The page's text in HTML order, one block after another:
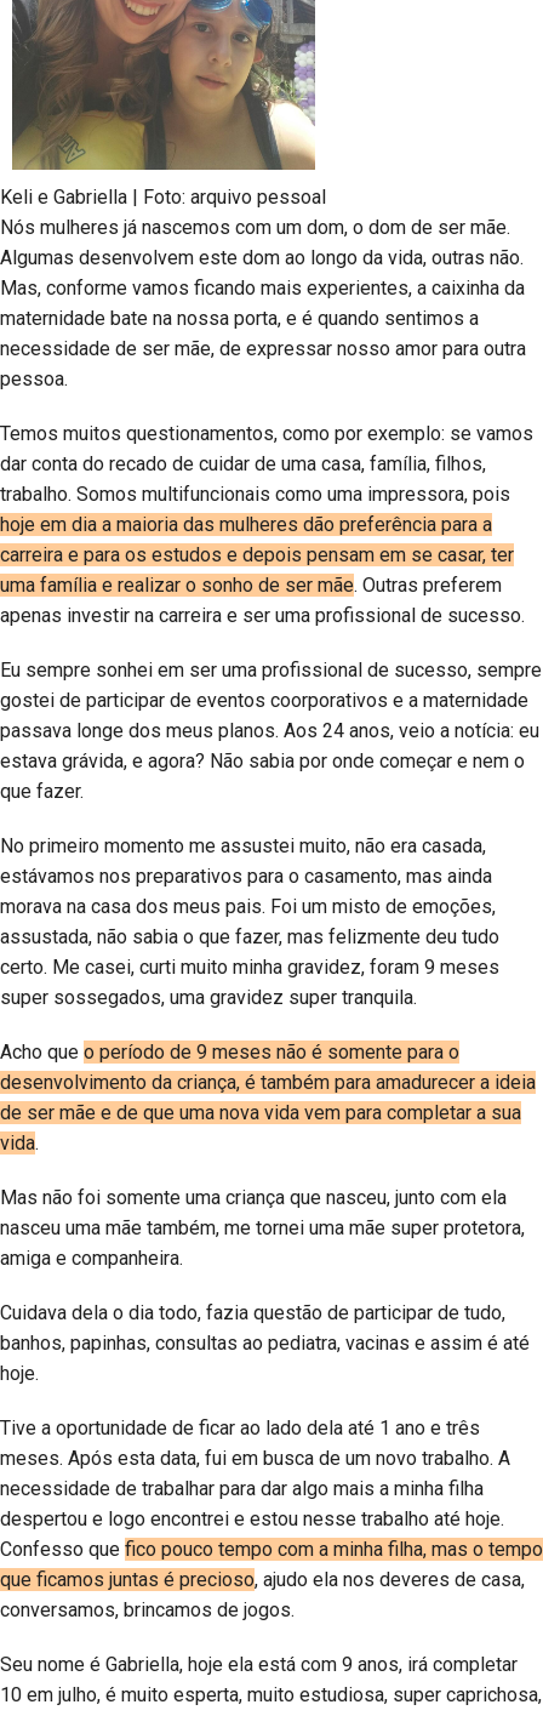
Keli e Gabriella | Foto: arquivo pessoal
Nós mulheres já nascemos com um dom, o dom de ser mãe.
Algumas desenvolvem este dom ao longo da vida, outras não.
Mas, conforme vamos ficando mais experientes, a caixinha da
maternidade bate na nossa porta, e é quando sentimos a
necessidade de ser mãe, de expressar nosso amor para outra
pessoa.
Temos muitos questionamentos, como por exemplo: se vamos
dar conta do recado de cuidar de uma casa, família, filhos,
trabalho. Somos multifuncionais como uma impressora, pois
hoje em dia a maioria das mulheres dão preferência para a
carreira e para os estudos e depois pensam em se casar, ter
uma família e realizar o sonho de ser mãe. Outras preferem
apenas investir na carreira e ser uma profissional de sucesso.
Eu sempre sonhei em ser uma profissional de sucesso, sempre
gostei de participar de eventos coorporativos e a maternidade
passava longe dos meus planos. Aos 24 anos, veio a notícia: eu
estava grávida, e agora? Não sabia por onde começar e nem o
que fazer.
No primeiro momento me assustei muito, não era casada,
estávamos nos preparativos para o casamento, mas ainda
morava na casa dos meus pais. Foi um misto de emoções,
assustada, não sabia o que fazer, mas felizmente deu tudo
certo. Me casei, curti muito minha gravidez, foram 9 meses
super sossegados, uma gravidez super tranquila.
Acho que o período de 9 meses não é somente para o
desenvolvimento da criança, é também para amadurecer a ideia
de ser mãe e de que uma nova vida vem para completar a sua
vida.
Mas não foi somente uma criança que nasceu, junto com ela
nasceu uma mãe também, me tornei uma mãe super protetora,
amiga e companheira.
Cuidava dela o dia todo, fazia questão de participar de tudo,
banhos, papinhas, consultas ao pediatra, vacinas e assim é até
hoje.
Tive a oportunidade de ficar ao lado dela até 1 ano e três
meses. Após esta data, fui em busca de um novo trabalho. A
necessidade de trabalhar para dar algo mais a minha filha
despertou e logo encontrei e estou nesse trabalho até hoje.
Confesso que fico pouco tempo com a minha filha, mas o tempo
que ficamos juntas é precioso, ajudo ela nos deveres de casa,
conversamos, brincamos de jogos.
Seu nome é Gabriella, hoje ela está com 9 anos, irá completar
10 em julho, é muito esperta, muito estudiosa, super caprichosa,